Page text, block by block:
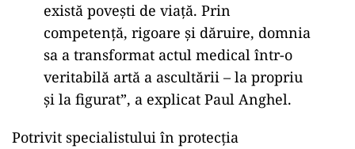
există povești de viață. Prin
competență, rigoare și dăruire, domnia
sa a transformat actul medical într-o
veritabilă artă a ascultării – la propriu
și la figurat”, a explicat Paul Anghel.
Potrivit specialistului în protecția